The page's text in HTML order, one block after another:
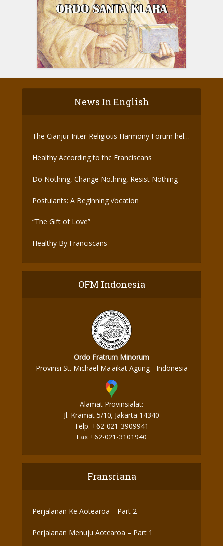
News In English
The Cianjur Inter-Religious Harmony Forum held
Healthy According to the Franciscans
Do Nothing, Change Nothing, Resist Nothing
Postulants: A Beginning Vocation
“The Gift of Love”
Healthy By Franciscans
OFM Indonesia
Ordo Fratrum Minorum
Provinsi St. Michael Malaikat Agung - Indonesia
Alamat Provinsialat:
Jl. Kramat 5/10, Jakarta 14340
Telp. +62-021-3909941
Fax +62-021-3101940
Fransriana
Perjalanan Ke Aotearoa – Part 2
Perjalanan Menuju Aotearoa – Part 1